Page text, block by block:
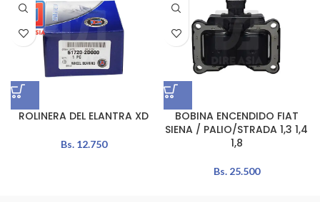
ROLINERA DEL ELANTRA XD
Bs.12.750
BOBINA ENCENDIDO FIAT
SIENA / PALIO/STRADA 1,3 1,4
1,8
Bs.25.500